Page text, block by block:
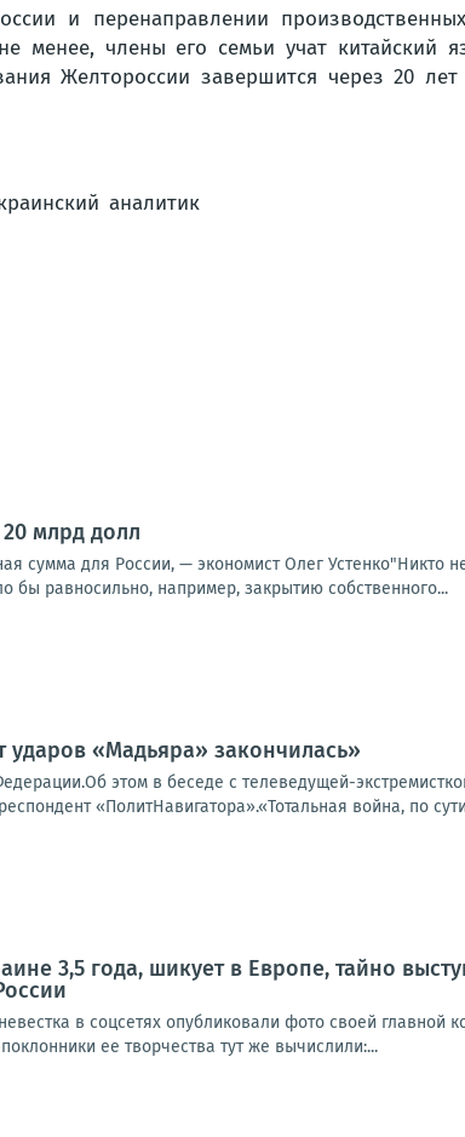
и перенаправлении
менее, члены его семьи учат китайский
Желтороссии завершится через 20
млрд долл
сумма для России, — экономист Олег Устенко"Никто
бы равносильно, например, закрытию собственного...
ударов «Мадьяра» закончилась»
этом в беседе с телеведущей-
«ПолитНавигатора».«Тотальная война, по
3,5 года, шикует в Европе, тайно
в соцсетях опубликовали фото своей главной
ее творчества тут же вычислили:...